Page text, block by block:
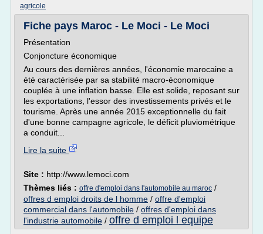
agricole
Fiche pays Maroc - Le Moci - Le Moci
Présentation
Conjoncture économique
Au cours des dernières années, l'économie marocaine a
été caractérisée par sa stabilité macro-économique
couplée à une inflation basse. Elle est solide, reposant sur
les exportations, l'essor des investissements privés et le
tourisme. Après une année 2015 exceptionnelle du fait
d'une bonne campagne agricole, le déficit pluviométrique
a conduit...
Lire la suite
Site : http://www.lemoci.com
Thèmes liés : offre d'emploi dans l'automobile au maroc /
offres d emploi droits de l homme / offre d'emploi
commercial dans l'automobile / offres d'emploi dans
l'industrie automobile / offre d emploi l equipe